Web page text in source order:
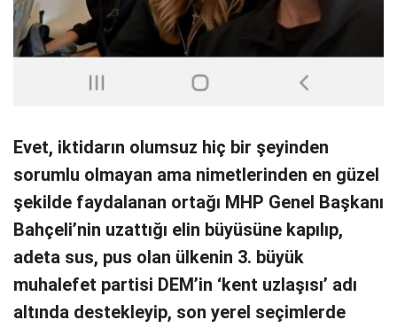
Evet, iktidarın olumsuz hiç bir şeyinden
sorumlu olmayan ama nimetlerinden en güzel
şekilde faydalanan ortağı MHP Genel Başkanı
Bahçeli’nin uzattığı elin büyüsüne kapılıp,
adeta sus, pus olan ülkenin 3. büyük
muhalefet partisi DEM’in ‘kent uzlaşısı’ adı
altında destekleyip, son yerel seçimlerde